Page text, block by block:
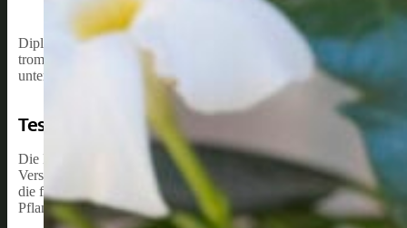
Dipladenia, auch als Mandevilla bekannt, ist eine schöne und
trompetenförmigen Blüten und ihren glänzenden Blättern ist sie
unterstützen, ist es wichtig, die Pflanze richtig zu düngen. Dieser
Testsieger 2026:
Die Dipladenia bevorzugt einen nährstoffreichen, gut
Versorgung mit Nährstoffen hilft der Pflanze, gesund zu wachsen
die für das Wachstum der Pflanze von entscheidender Bedeutung
Pflanze in dieser Zeit ihren Höhepunkt an Blüten- und